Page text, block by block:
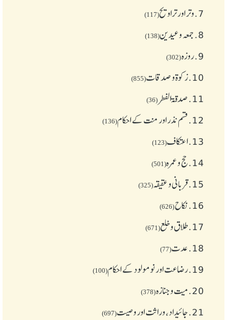
7. وتر اور تراویح(117)
8. جمعہ وعیدین(138)
9. روزہ(302)
10. زکوة و صدقات(855)
11. صدقۃ الفطر (36)
12. قسم نذر اور منت کے احکام(136)
13. اعتکاف(123)
14. حج و عمرہ(501)
15. قربانی و عقیقہ(325)
16. نکاح(626)
17. طلاق و خلع(671)
18. عدت(77)
19. رضاعت اور نومولود کے احکام(100)
20. میت و جنازہ(378)
21. جائیداد، وراثت اور وصیت(697)